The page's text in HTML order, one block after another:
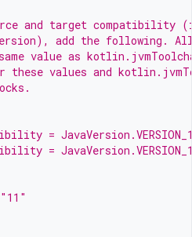
and target compatibility
add the following.
value as
these values and
=
=